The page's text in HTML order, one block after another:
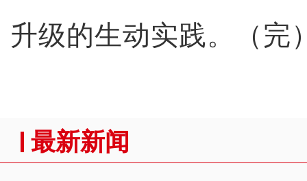
升级的生动实践。（完
最新新闻